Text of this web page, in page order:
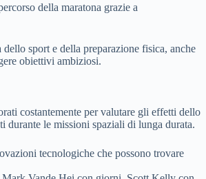
della maratona grazie a
sport e della preparazione fisica, anche
obiettivi ambiziosi.
costantemente per valutare gli effetti dello
durante le missioni spaziali di lunga durata.
tecnologiche che possono trovare